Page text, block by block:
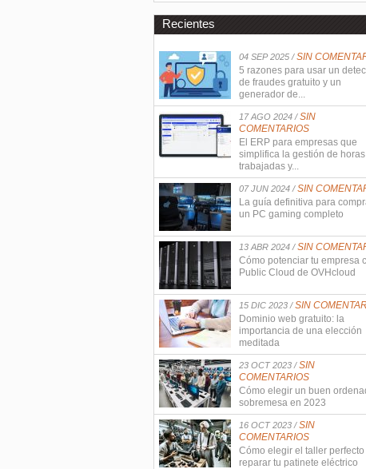
Recientes
04 SEP 2025 /SIN
5 razones para usar un
de fraudes gratuito y un
generador de...
17 AGO 2024 /SIN
COMENTARIOS
El ERP para empresas que
simplifica la gestión de horas
trabajadas y...
07 JUN 2024 /SIN
La guía definitiva para
un PC gaming completo
13 ABR 2024 /SIN
Cómo potenciar tu empresa
Public Cloud de OVHcloud
15 DIC 2023 /SIN
Dominio web gratuito: la
importancia de una elección
meditada
23 OCT 2023 /SIN
COMENTARIOS
Cómo elegir un buen
sobremesa en 2023
16 OCT 2023 /SIN
COMENTARIOS
Cómo elegir el taller
reparar tu patinete eléctrico